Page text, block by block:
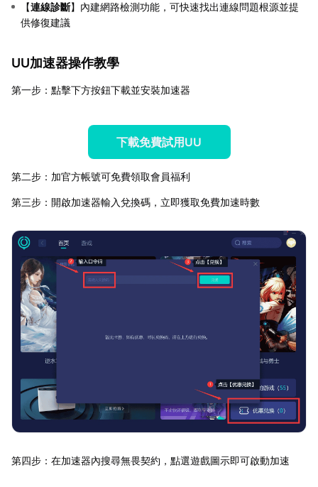
【連線診斷】內建網路檢測功能，可快速找出連線問題根源並提
供修復建議
UU加速器操作教學
第一步：點擊下方按鈕下載並安裝加速器
下載免費試用UU
第二步：加官方帳號可免費領取會員福利
第三步：開啟加速器輸入兌換碼，立即獲取免費加速時數
第四步：在加速器內搜尋無畏契約，點選遊戲圖示即可啟動加速